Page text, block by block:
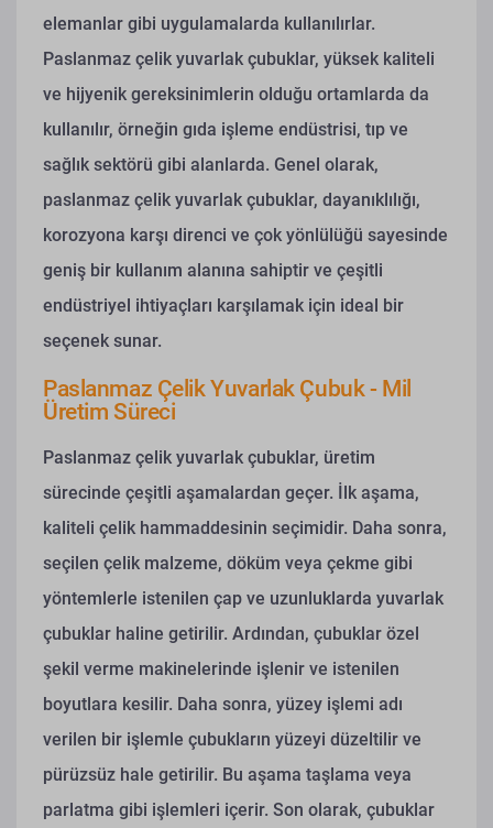
elemanlar gibi uygulamalarda kullanılırlar.
Paslanmaz çelik yuvarlak çubuklar, yüksek kaliteli
ve hijyenik gereksinimlerin olduğu ortamlarda da
kullanılır, örneğin gıda işleme endüstrisi, tıp ve
sağlık sektörü gibi alanlarda. Genel olarak,
paslanmaz çelik yuvarlak çubuklar, dayanıklılığı,
korozyona karşı direnci ve çok yönlülüğü sayesinde
geniş bir kullanım alanına sahiptir ve çeşitli
endüstriyel ihtiyaçları karşılamak için ideal bir
seçenek sunar.
Paslanmaz Çelik Yuvarlak Çubuk - Mil
Üretim Süreci
Paslanmaz çelik yuvarlak çubuklar, üretim
sürecinde çeşitli aşamalardan geçer. İlk aşama,
kaliteli çelik hammaddesinin seçimidir. Daha sonra,
seçilen çelik malzeme, döküm veya çekme gibi
yöntemlerle istenilen çap ve uzunluklarda yuvarlak
çubuklar haline getirilir. Ardından, çubuklar özel
şekil verme makinelerinde işlenir ve istenilen
boyutlara kesilir. Daha sonra, yüzey işlemi adı
verilen bir işlemle çubukların yüzeyi düzeltilir ve
pürüzsüz hale getirilir. Bu aşama taşlama veya
parlatma gibi işlemleri içerir. Son olarak, çubuklar